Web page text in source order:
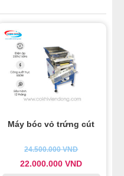
Máy bóc vỏ trứng cút
24.500.000VND
22.000.000VND